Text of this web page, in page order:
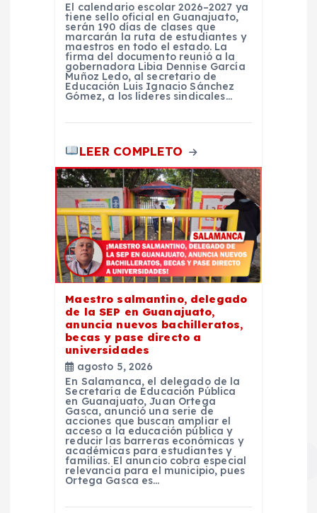
El calendario escolar 2026–2027 ya
tiene sello oficial en Guanajuato,
serán 190 días de clases que
marcarán la ruta de estudiantes y
maestros en todo el estado. La
firma del documento reunió a la
gobernadora Libia Dennise García
Muñoz Ledo, al secretario de
Educación Luis Ignacio Sánchez
Gómez, a los líderes sindicales…
LEER COMPLETO
Maestro salmantino, delegado
de la SEP en Guanajuato,
anuncia nuevos bachilleratos,
becas y pase directo a
universidades
agosto 5, 2026
En Salamanca, el delegado de la
Secretaría de Educación Pública
en Guanajuato, Juan Ortega
Gasca, anunció una serie de
acciones que buscan ampliar el
acceso a la educación pública y
reducir las barreras económicas y
académicas para estudiantes y
familias. El anuncio cobra especial
relevancia para el municipio, pues
Ortega Gasca es…